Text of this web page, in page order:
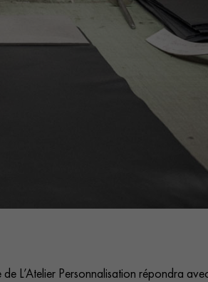
de L’Atelier Personnalisation répondra